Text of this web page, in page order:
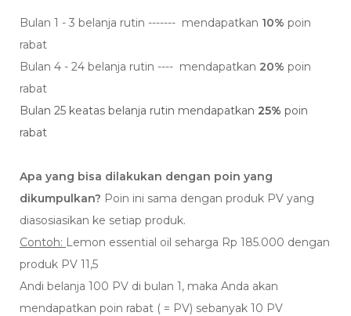
Bulan 1 - 3 belanja rutin ------- mendapatkan 10% poin
rabat
Bulan 4 - 24 belanja rutin ---- mendapatkan 20% poin
rabat
Bulan 25 keatas belanja rutin mendapatkan 25% poin
rabat
Apa yang bisa dilakukan dengan poin yang
dikumpulkan? Poin ini sama dengan produk PV yang
diasosiasikan ke setiap produk.
Contoh: Lemon essential oil seharga Rp 185.000 dengan
produk PV 11,5
Andi belanja 100 PV di bulan 1, maka Anda akan
mendapatkan poin rabat ( = PV) sebanyak 10 PV